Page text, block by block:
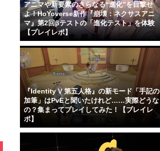
アニマや新要素のさらなる“進化”を目撃せ
よ！HoYoverse新作『崩壊：ネクサスアニ
マ』第2回βテストの「進化テスト」を体験
【プレイレポ】
『Identity V 第五人格』の新モード「手記の
加筆」はPvEと聞いたけれど……実際どうな
の？集まってプレイしてみた！【プレイレ
ポ】